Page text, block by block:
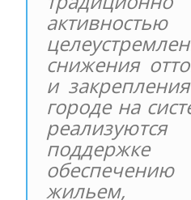
снижения
и
городе на
поддержке
жильем,